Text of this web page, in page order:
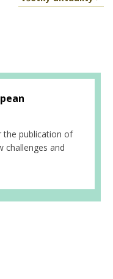
the publication of
challenges and